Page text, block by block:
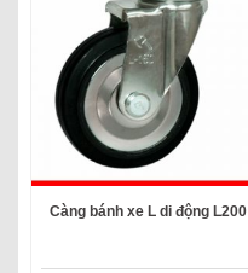
Càng bánh xe L di động L200